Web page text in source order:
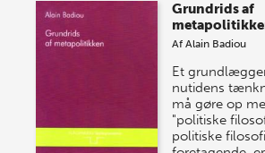
Grundrids af
AfAlain Badiou
Et
nutidens
må gøre op
"politiske
politiske